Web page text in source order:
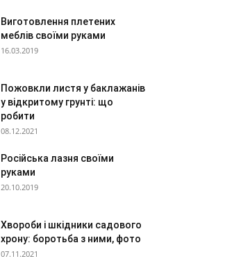
Виготовлення плетених
меблів своїми руками
16.03.2019
Пожовкли листя у баклажанів
у відкритому грунті: що
робити
08.12.2021
Російська лазня своїми
руками
20.10.2019
Хвороби і шкідники садового
хрону: боротьба з ними, фото
07.11.2021